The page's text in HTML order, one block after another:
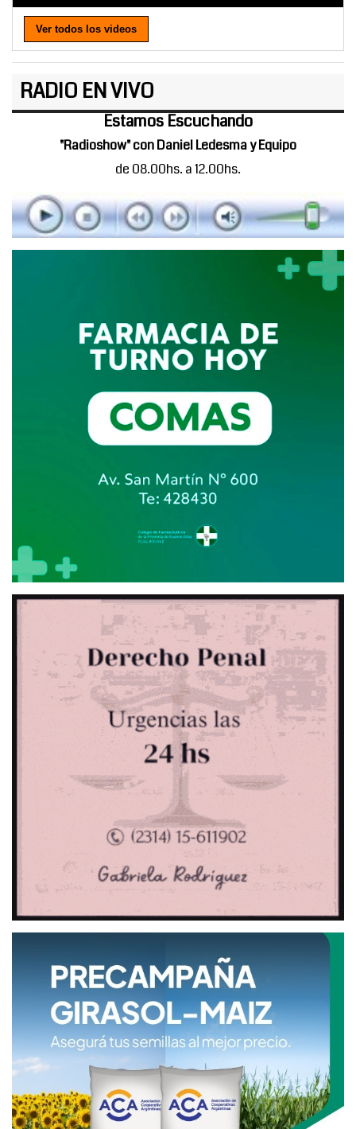
Ver todos los videos
RADIO EN VIVO
Estamos Escuchando
"Radioshow" con Daniel Ledesma y Equipo
de 08.00hs. a 12.00hs.